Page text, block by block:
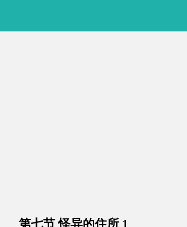
第七节 怪异的住所 1